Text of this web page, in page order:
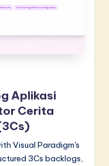
Aplikasi
Cerita
Visual Paradigm's
3Cs backlogs,